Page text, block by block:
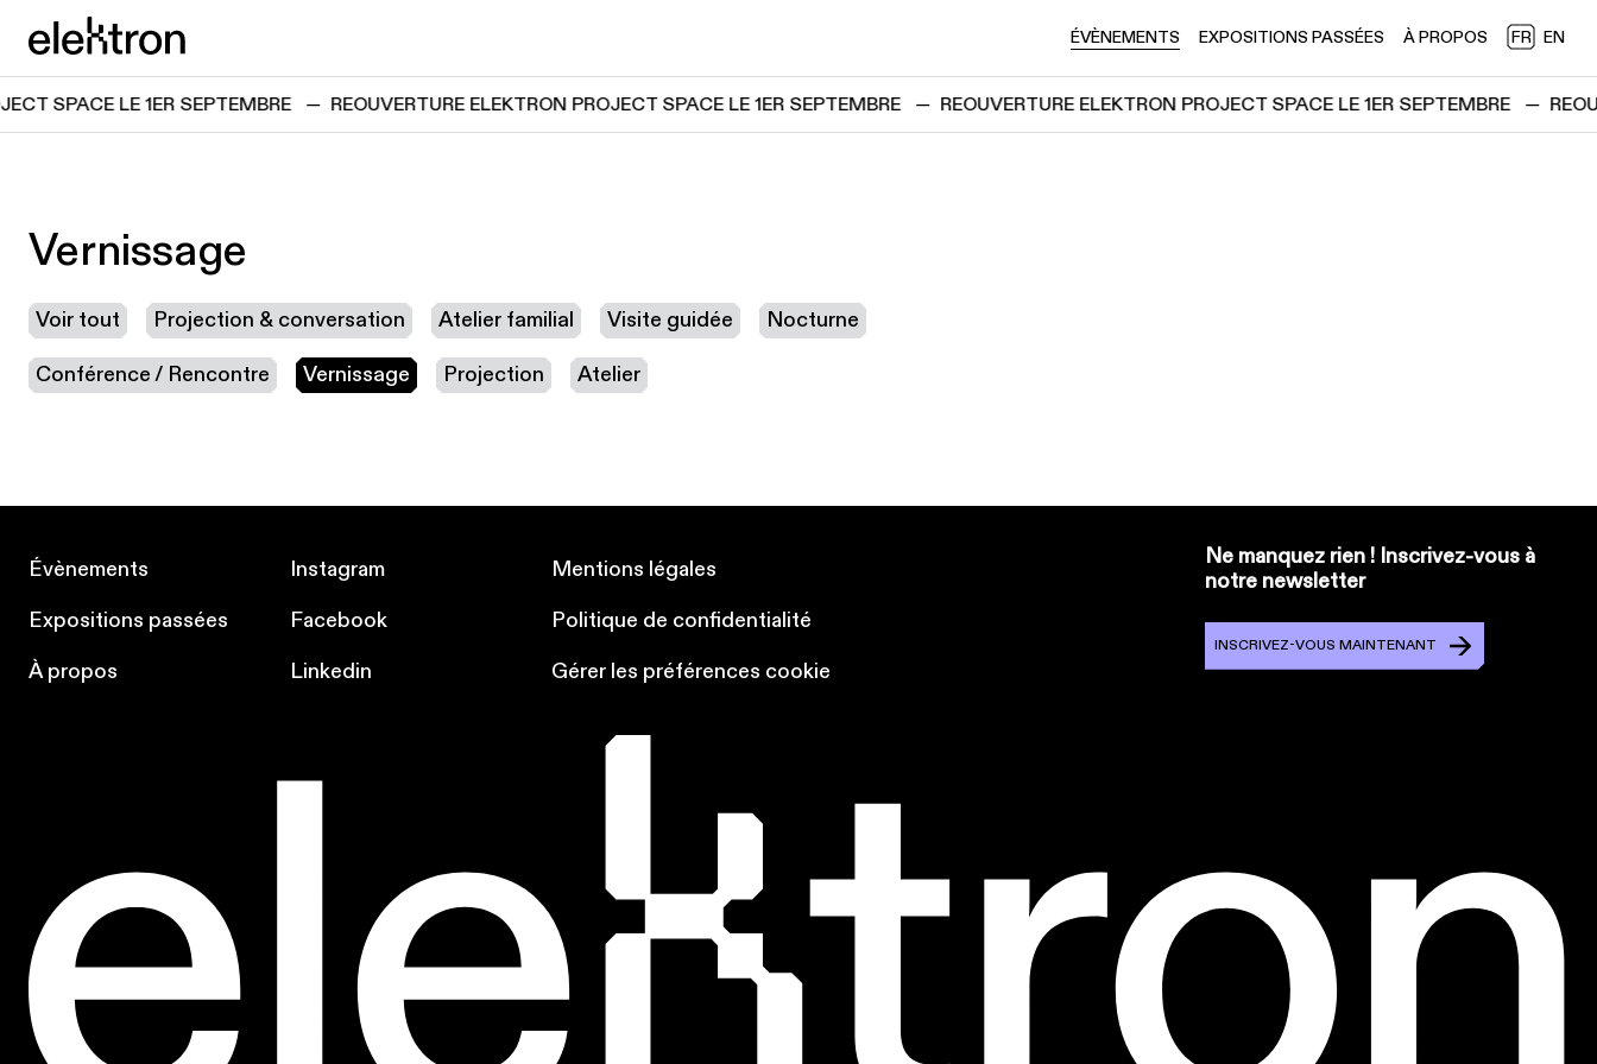
elektron ÉVÈNEMENTS EXPOSITIONS PASSÉES À PROPOS FR EN
SPACE LE 1ER SEPTEMBRE — REOUVERTURE ELEKTRON PROJECT SPACE LE 1ER SEPTEMBRE — REOUVERTURE ELEKTRON PROJECT SPACE LE 1ER SEPTEMBRE —
Vernissage
Voir tout Projection & conversation Atelier familial Visite guidée
Nocturne
Conférence / Rencontre
Vernissage Projection Atelier
Évènements
Expositions passées
À propos
Instagram
Facebook
Linkedin
Mentions légales
Politique de confidentialité
Gérer les préférences cookie
Ne manquez rien ! Inscrivez-vous à
notre newsletter
INSCRIVEZ-VOUS MAINTENANT